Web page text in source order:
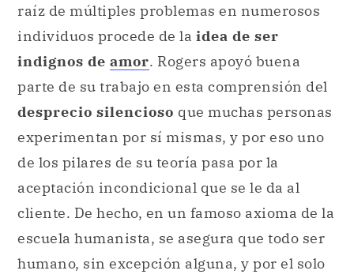
raíz de múltiples problemas en numerosos
individuos procede de la idea de ser
indignos de amor. Rogers apoyó buena
parte de su trabajo en esta comprensión del
desprecio silencioso que muchas personas
experimentan por sí mismas, y por eso uno
de los pilares de su teoría pasa por la
aceptación incondicional que se le da al
cliente. De hecho, en un famoso axioma de la
escuela humanista, se asegura que todo ser
humano, sin excepción alguna, y por el solo